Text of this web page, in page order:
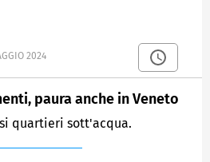
2024
paura anche in Veneto
quartieri sott'acqua.